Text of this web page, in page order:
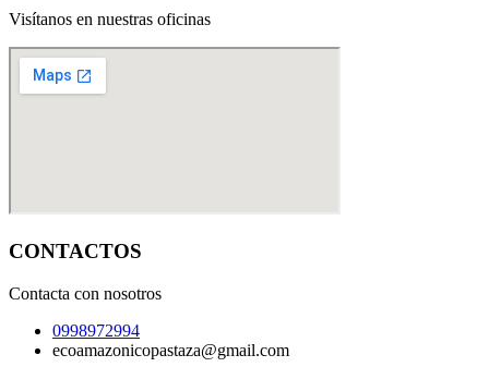
Visítanos en nuestras oficinas
CONTACTOS
Contacta con nosotros
0998972994
ecoamazonicopastaza@gmail.com